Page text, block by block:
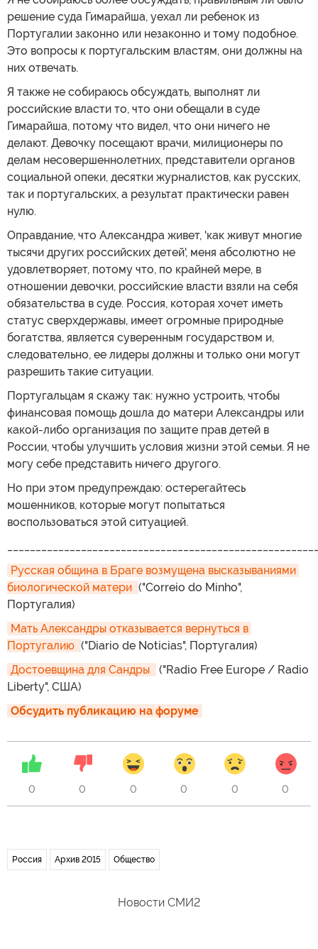
решение суда Гимарайша, уехал ли ребенок из
Португалии законно или незаконно и тому подобное.
Это вопросы к португальским властям, они должны на
них отвечать.
Я также не собираюсь обсуждать, выполнят ли
российские власти то, что они обещали в суде
Гимарайша, потому что видел, что они ничего не
делают. Девочку посещают врачи, милиционеры по
делам несовершеннолетних, представители органов
социальной опеки, десятки журналистов, как русских,
так и португальских, а результат практически равен
нулю.
Оправдание, что Александра живет, 'как живут многие
тысячи других российских детей', меня абсолютно не
удовлетворяет, потому что, по крайней мере, в
отношении девочки, российские власти взяли на себя
обязательства в суде. Россия, которая хочет иметь
статус сверхдержавы, имеет огромные природные
богатства, является суверенным государством и,
следовательно, ее лидеры должны и только они могут
разрешить такие ситуации.
Португальцам я скажу так: нужно устроить, чтобы
финансовая помощь дошла до матери Александры или
какой-либо организация по защите прав детей в
России, чтобы улучшить условия жизни этой семьи. Я не
могу себе представить ничего другого.
Но при этом предупреждаю: остерегайтесь
мошенников, которые могут попытаться
воспользоваться этой ситуацией.
Русская община в Браге возмущена высказываниями
биологической матери ("Correio do Minho",
Португалия)
Мать Александры отказывается вернуться в
Португалию ("Diario de Noticias", Португалия)
Достоевщина для Сандры
("Radio Free Europe / Radio
Liberty", США)
Обсудить публикацию на форуме
0 0 0 0 0 0
Россия Архив 2015 Общество
Новости СМИ2